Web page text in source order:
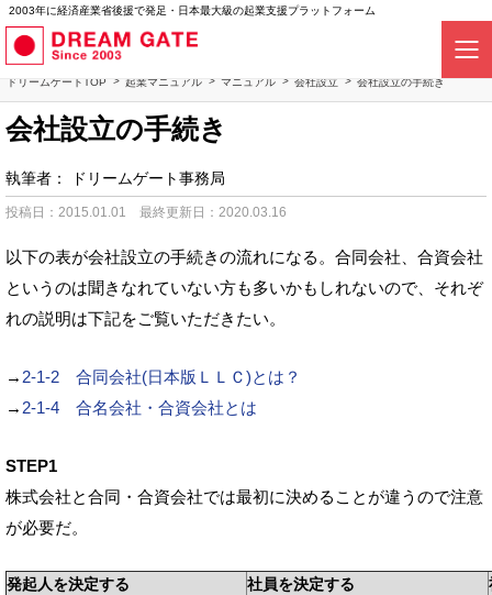
2003年に経済産業省後援で発足・日本最大級の起業支援プラットフォーム
ドリームゲートTOP 起業マニュアル マニュアル 会社設立 会社設立の手続き
会社設立の手続き
執筆者： ドリームゲート事務局
投稿日：2015.01.01 最終更新日：2020.03.16
以下の表が会社設立の手続きの流れになる。合同会社、合資会社
というのは聞きなれていない方も多いかもしれないので、それぞ
れの説明は下記をご覧いただきたい。
→ 2-1-2 合同会社(日本版ＬＬＣ)とは？
→ 2-1-4 合名会社・合資会社とは
STEP1
株式会社と合同・合資会社では最初に決めることが違うので注意
が必要だ。
発起人を決定する 社員を決定する